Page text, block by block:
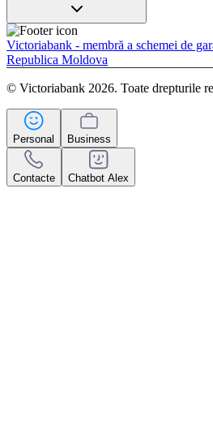
Victoriabank - membră a schemei de
Republica Moldova
© Victoriabank 2026. Toate drepturile
Personal Business
Contacte Chatbot Alex